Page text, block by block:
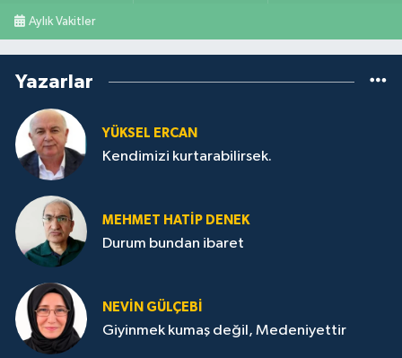
Aylık Vakitler
Yazarlar
YÜKSEL ERCAN
Kendimizi kurtarabilirsek.
MEHMET HATİP DENEK
Durum bundan ibaret
NEVİN GÜLÇEBİ
Giyinmek kumaş değil, Medeniyettir